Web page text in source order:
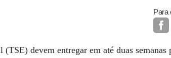
Para
devem entregar em até duas semanas